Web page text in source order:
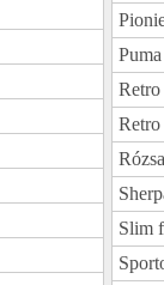
Retro
Slim